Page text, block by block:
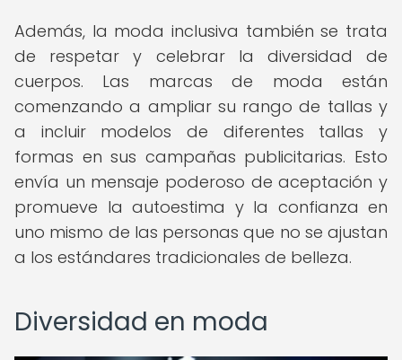
Además, la moda inclusiva también se trata
de respetar y celebrar la diversidad de
cuerpos. Las marcas de moda están
comenzando a ampliar su rango de tallas y
a incluir modelos de diferentes tallas y
formas en sus campañas publicitarias. Esto
envía un mensaje poderoso de aceptación y
promueve la autoestima y la confianza en
uno mismo de las personas que no se ajustan
a los estándares tradicionales de belleza.
Diversidad en moda